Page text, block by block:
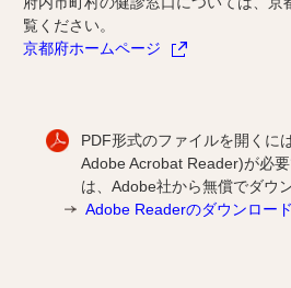
覧ください。
京都府ホームページ
PDF形式のファイルを開くに
Adobe Acrobat Reader)が必
は、Adobe社から無償でダウ
Adobe Readerのダウンロー